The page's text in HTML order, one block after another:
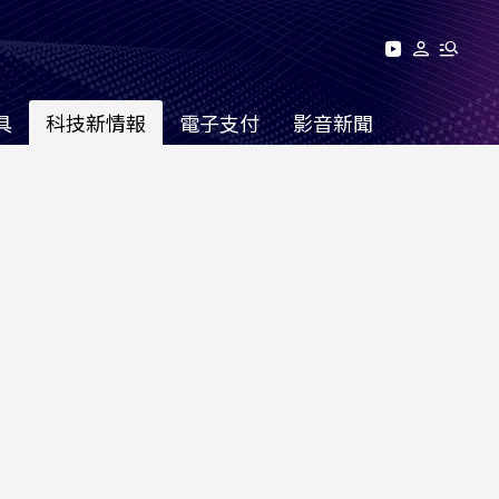
科技新情報 電子支付 影音新聞